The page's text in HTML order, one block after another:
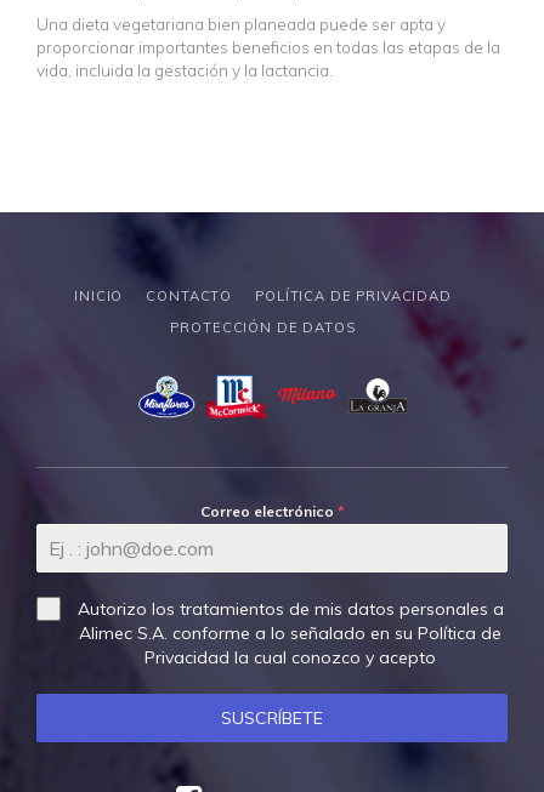
Una dieta vegetariana bien planeada puede ser apta y
proporcionar importantes beneficios en todas las etapas de la
vida, incluida la gestación y la lactancia.
INICIO CONTACTO
POLÍTICA DE PRIVACIDAD
PROTECCIÓN DE DATOS
Correo electrónico *
Autorizo los tratamientos de mis datos personales a
Alimec S.A. conforme a lo señalado en su Política de
Privacidad la cual conozco y acepto
SUSCRÍBETE